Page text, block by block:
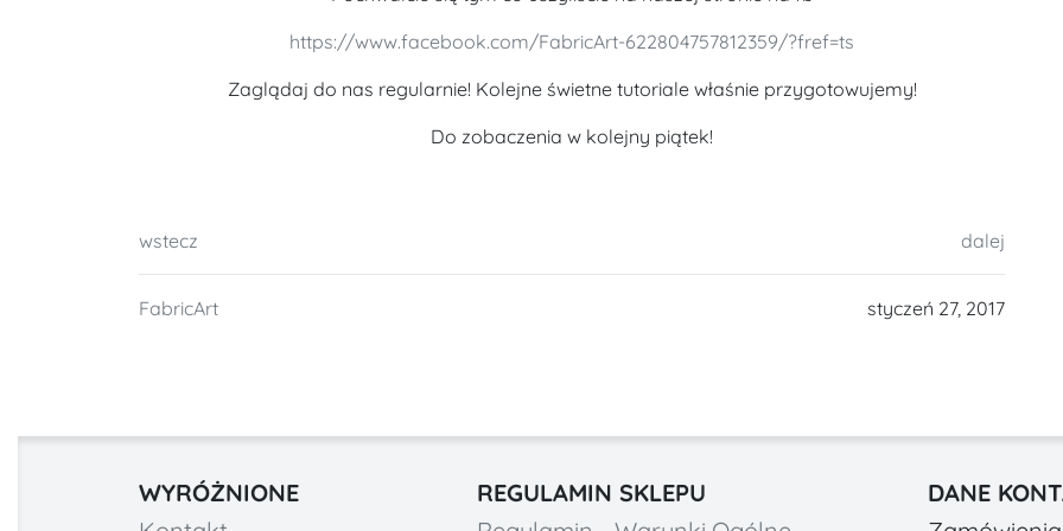
https://www.facebook.com/FabricArt-622804757812359/?fref=ts
Zaglądaj do nas regularnie! Kolejne świetne tutoriale właśnie przygotowujemy!
Do zobaczenia w kolejny piątek!
wstecz dalej
FabricArt styczeń 27, 2017
WYRÓŻNIONE
REGULAMIN SKLEPU
DANE